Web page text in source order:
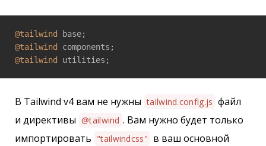
@tailwind
@tailwind
@tailwind
utilities;
В Tailwind v4 вам не нужны tailwind.config.js файл
и директивы @tailwind . Вам нужно будет только
импортировать "tailwindcss" в ваш основной